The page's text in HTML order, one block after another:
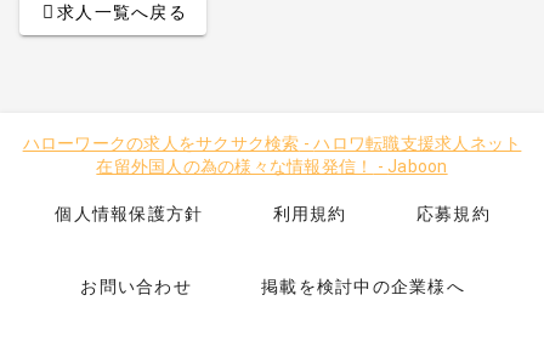
求人一覧へ戻る
ハローワークの求人をサクサク検索 -ハロワ転職支援求人ネット
在留外国人の為の様々な情報発信！
- Jaboon
個人情報保護方針 利用規約 応募規約
お問い合わせ 掲載を検討中の企業様へ